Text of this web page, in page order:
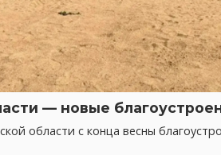
— новые
области с конца весны